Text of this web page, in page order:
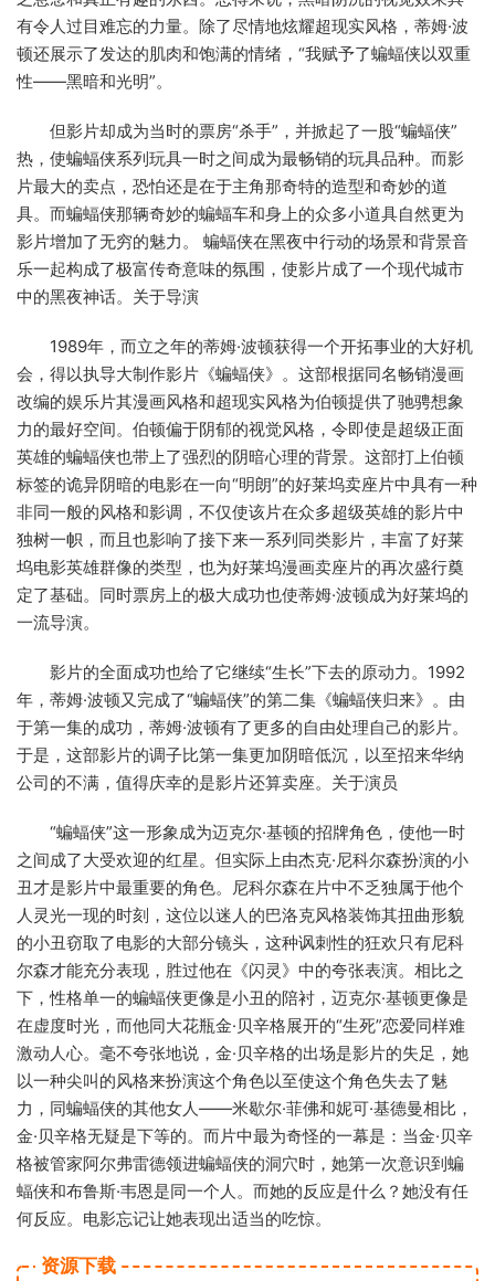
有令人过目难忘的力量。除了尽情地炫耀超现实风格，蒂姆·波
顿还展示了发达的肌肉和饱满的情绪，“我赋予了蝙蝠侠以双重
性——黑暗和光明”。
但影片却成为当时的票房“杀手”，并掀起了一股“蝙蝠侠”
热，使蝙蝠侠系列玩具一时之间成为最畅销的玩具品种。而影
片最大的卖点，恐怕还是在于主角那奇特的造型和奇妙的道
具。而蝙蝠侠那辆奇妙的蝙蝠车和身上的众多小道具自然更为
影片增加了无穷的魅力。 蝙蝠侠在黑夜中行动的场景和背景音
乐一起构成了极富传奇意味的氛围，使影片成了一个现代城市
中的黑夜神话。关于导演
1989年，而立之年的蒂姆·波顿获得一个开拓事业的大好机
会，得以执导大制作影片《蝙蝠侠》。这部根据同名畅销漫画
改编的娱乐片其漫画风格和超现实风格为伯顿提供了驰骋想象
力的最好空间。伯顿偏于阴郁的视觉风格，令即使是超级正面
英雄的蝙蝠侠也带上了强烈的阴暗心理的背景。这部打上伯顿
标签的诡异阴暗的电影在一向“明朗”的好莱坞卖座片中具有一种
非同一般的风格和影调，不仅使该片在众多超级英雄的影片中
独树一帜，而且也影响了接下来一系列同类影片，丰富了好莱
坞电影英雄群像的类型，也为好莱坞漫画卖座片的再次盛行奠
定了基础。同时票房上的极大成功也使蒂姆·波顿成为好莱坞的
一流导演。
影片的全面成功也给了它继续“生长”下去的原动力。1992
年，蒂姆·波顿又完成了“蝙蝠侠”的第二集《蝙蝠侠归来》。由
于第一集的成功，蒂姆·波顿有了更多的自由处理自己的影片。
于是，这部影片的调子比第一集更加阴暗低沉，以至招来华纳
公司的不满，值得庆幸的是影片还算卖座。关于演员
“蝙蝠侠”这一形象成为迈克尔·基顿的招牌角色，使他一时
之间成了大受欢迎的红星。但实际上由杰克·尼科尔森扮演的小
丑才是影片中最重要的角色。尼科尔森在片中不乏独属于他个
人灵光一现的时刻，这位以迷人的巴洛克风格装饰其扭曲形貌
的小丑窃取了电影的大部分镜头，这种讽刺性的狂欢只有尼科
尔森才能充分表现，胜过他在《闪灵》中的夸张表演。相比之
下，性格单一的蝙蝠侠更像是小丑的陪衬，迈克尔·基顿更像是
在虚度时光，而他同大花瓶金·贝辛格展开的“生死”恋爱同样难
激动人心。毫不夸张地说，金·贝辛格的出场是影片的失足，她
以一种尖叫的风格来扮演这个角色以至使这个角色失去了魅
力，同蝙蝠侠的其他女人——米歇尔·菲佛和妮可·基德曼相比，
金·贝辛格无疑是下等的。而片中最为奇怪的一幕是：当金·贝辛
格被管家阿尔弗雷德领进蝙蝠侠的洞穴时，她第一次意识到蝙
蝠侠和布鲁斯·韦恩是同一个人。而她的反应是什么？她没有任
何反应。电影忘记让她表现出适当的吃惊。
资源下载